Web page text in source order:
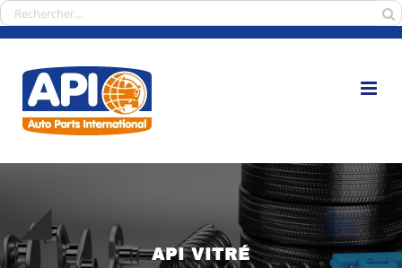
Passer
au
Rechercher:
API VITRÉ